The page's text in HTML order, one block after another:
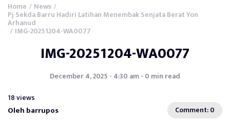
Home / News /
Pj Sekda Barru Hadiri Latihan Menembak Senjata Berat Yon
Arhanud
/ IMG-20251204-WA0077
IMG-20251204-WA0077
December 4, 2025 - 4:30 am - 0 min read
18 views
Oleh barrupos Comment: 0